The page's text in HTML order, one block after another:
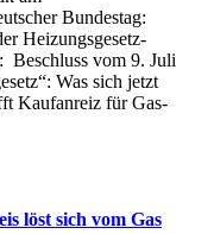
Bundestag:
Heizungsgesetz-
Beschluss vom 9. Juli
Was sich jetzt
Kaufanreiz für Gas-
löst sich vom Gas